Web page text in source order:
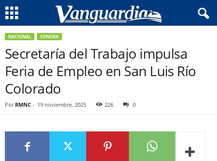
NACIONAL SONORA
Secretaría del Trabajo impulsa
Feria de Empleo en San Luis Río
Colorado
Por RMNC - 19 noviembre, 2025 226 0